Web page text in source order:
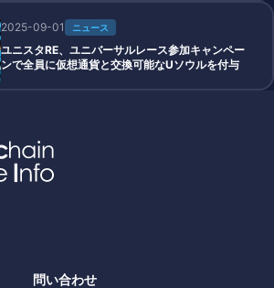
2025-09-01 ニュース
ユニスタRE、ユニバーサルレース参加キャンペー
ンで全員に仮想通貨と交換可能なUソウルを付与
問い合わせ